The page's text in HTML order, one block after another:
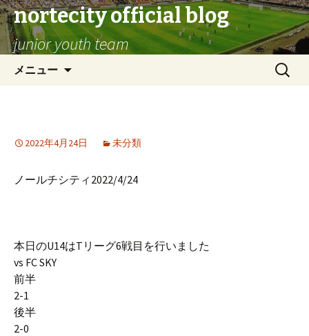
nortecity official blog
junior youth team
メニュー
へ
キ
検
2022年4月24日 未分類
ノールチシティ2022/4/24
本日のU14はTリーグ6戦目を行いました
vs FC SKY
前半
2-1
後半
2-0